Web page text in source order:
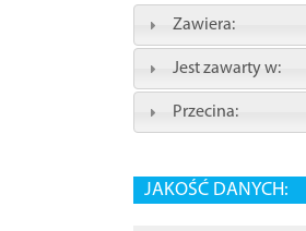
Zawiera:
Jest zawarty w:
Przecina:
JAKOŚĆ DANYCH: